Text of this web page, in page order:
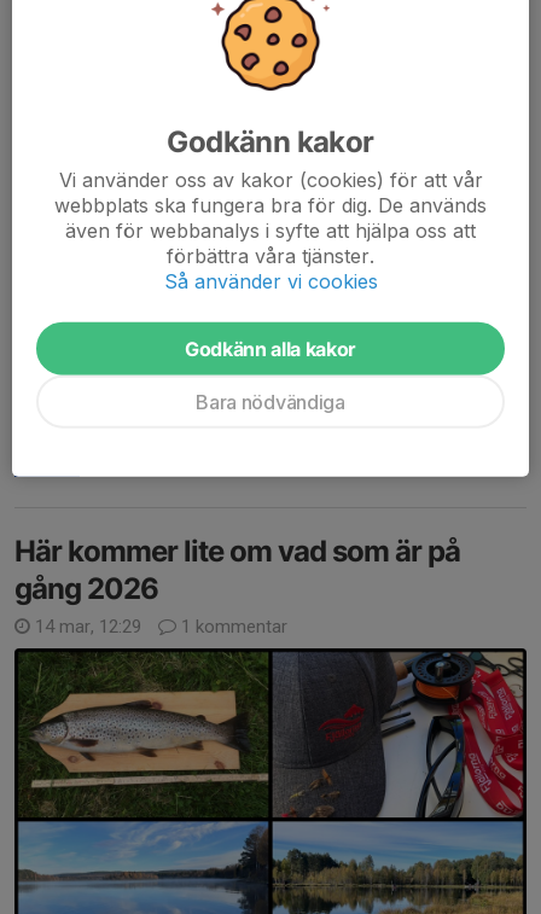
Här kommer lite om vad som är på
gång 2026
14 mar, 12:29 1 kommentar
Godkänn kakor
Vi använder oss av kakor (cookies) för att vår
webbplats ska fungera bra för dig. De används
även för webbanalys i syfte att hjälpa oss att
förbättra våra tjänster.
Så använder vi cookies
Godkänn alla kakor
Bara nödvändiga